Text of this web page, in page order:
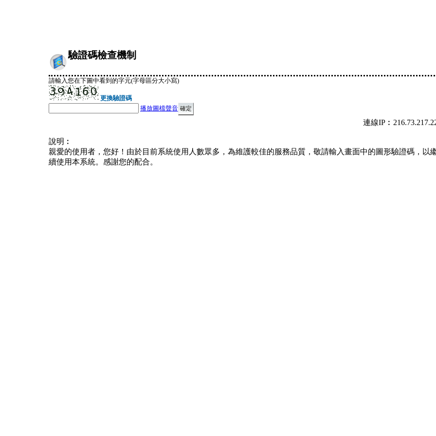
驗證碼檢查機制
請輸入您在下圖中看到的字元(字母區分大小寫)
更換驗證碼
播放圖檔聲音
連線
說明︰
親愛的使用者，您好！由於目前系統使用人數眾多，為維護較佳的服務品質，敬請輸入畫面中的圖形驗證碼，以
續使用本系統。感謝您的配合。